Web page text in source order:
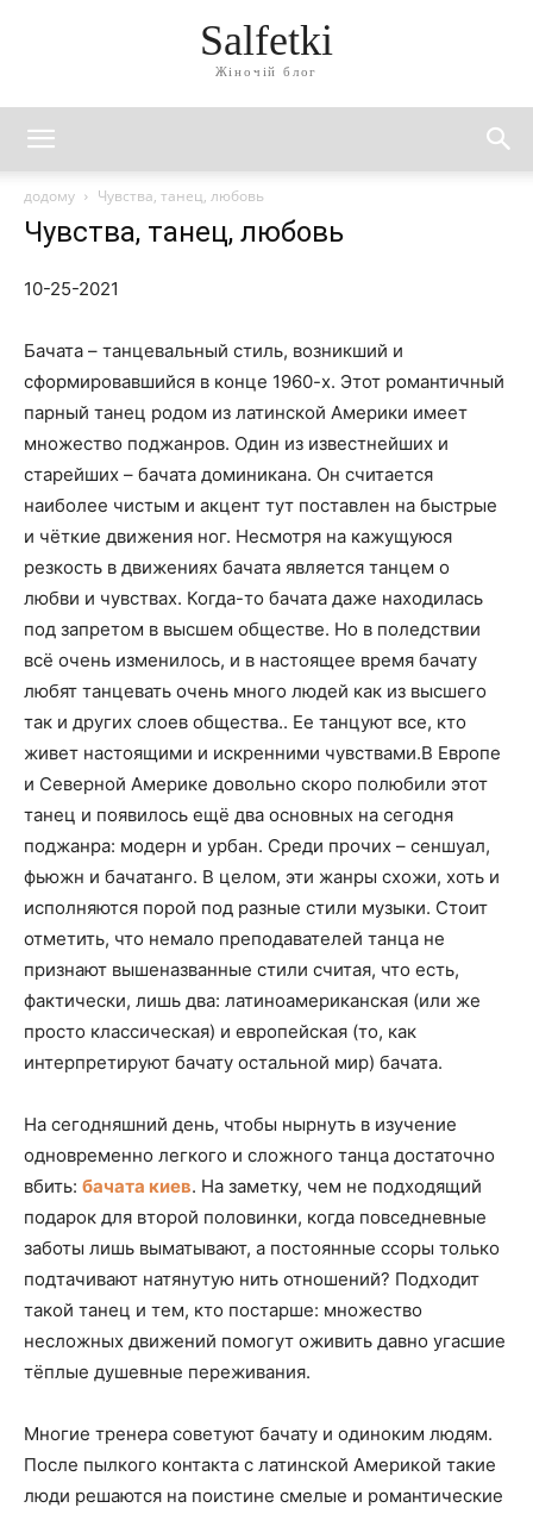
Salfetki
Жіночій блог
додому Чувства, танец, любовь
Чувства, танец, любовь
10-25-2021
Бачата – танцевальный стиль, возникший и
сформировавшийся в конце 1960-х. Этот романтичный
парный танец родом из латинской Америки имеет
множество поджанров. Один из известнейших и
старейших – бачата доминикана. Он считается
наиболее чистым и акцент тут поставлен на быстрые
и чёткие движения ног. Несмотря на кажущуюся
резкость в движениях бачата является танцем о
любви и чувствах. Когда-то бачата даже находилась
под запретом в высшем обществе. Но в поледствии
всё очень изменилось, и в настоящее время бачату
любят танцевать очень много людей как из высшего
так и других слоев общества.. Ее танцуют все, кто
живет настоящими и искренними чувствами.В Европе
и Северной Америке довольно скоро полюбили этот
танец и появилось ещё два основных на сегодня
поджанра: модерн и урбан. Среди прочих – сеншуал,
фьюжн и бачатанго. В целом, эти жанры схожи, хоть и
исполняются порой под разные стили музыки. Стоит
отметить, что немало преподавателей танца не
признают вышеназванные стили считая, что есть,
фактически, лишь два: латиноамериканская (или же
просто классическая) и европейская (то, как
интерпретируют бачату остальной мир) бачата.
На сегодняшний день, чтобы нырнуть в изучение
одновременно легкого и сложного танца достаточно
вбить: бачата киев. На заметку, чем не подходящий
подарок для второй половинки, когда повседневные
заботы лишь выматывают, а постоянные ссоры только
подтачивают натянутую нить отношений? Подходит
такой танец и тем, кто постарше: множество
несложных движений помогут оживить давно угасшие
тёплые душевные переживания.
Многие тренера советуют бачату и одиноким людям.
После пылкого контакта с латинской Америкой такие
люди решаются на поистине смелые и романтические